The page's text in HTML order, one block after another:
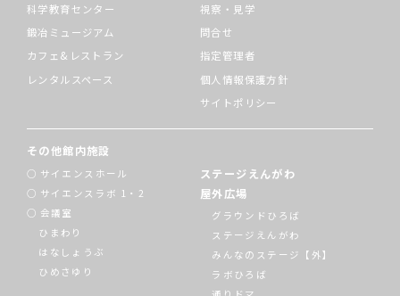
科学教育センター
鍛冶ミュージアム
カフェ&レストラン
レンタルスペース
視察・見学
問合せ
指定管理者
個人情報保護方針
サイトポリシー
その他館内施設
サイエンスホール
サイエンスラボ 1・2
会議室
ひまわり
はなしょうぶ
ひめさゆり
ステージえんがわ
屋外広場
グラウンドひろば
ステージえんがわ
みんなのステージ【外】
ラボひろば